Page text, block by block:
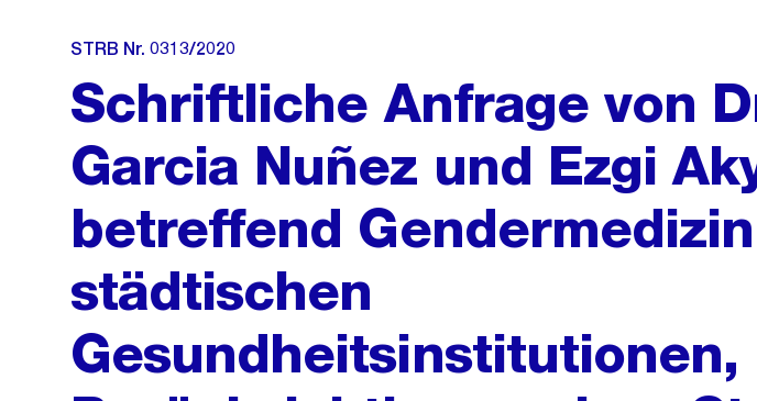
STRB Nr. 0313/2020
Schriftliche Anfrage von
Garcia Nuñez und Ezgi
betreffend
städtischen
Gesundheitsinstitutionen,